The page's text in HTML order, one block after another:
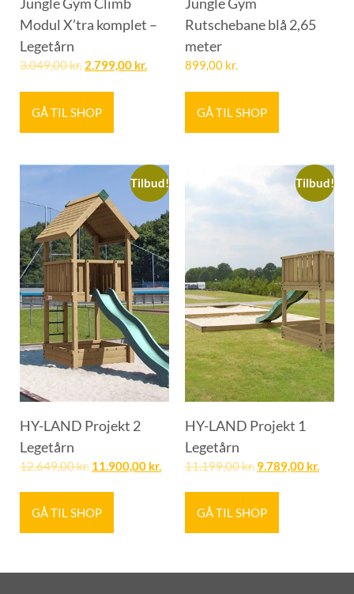
Jungle Gym Climb
Modul X’tra komplet –
Legetårn
3.049,00kr.2.799,00 kr.
GÅ TIL SHOP
Jungle Gym
Rutschebane blå 2,65
meter
899,00 kr.
GÅ TIL SHOP
Tilbud!
HY-LAND Projekt 2
Legetårn
12.649,00kr. 11.900,00 kr.
GÅ TIL SHOP
Tilbud!
HY-LAND Projekt 1
Legetårn
11.199,00kr. 9.789,00 kr.
GÅ TIL SHOP